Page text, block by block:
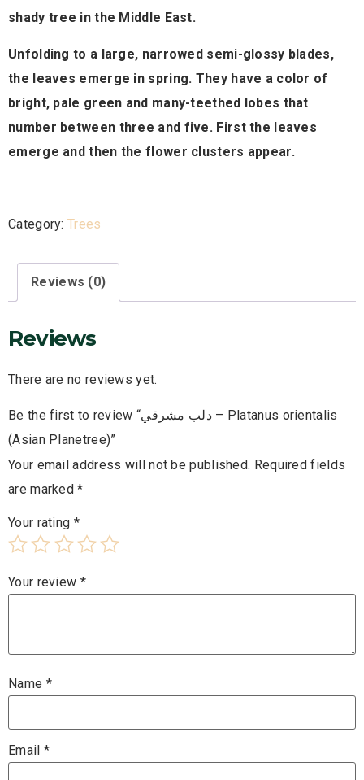
shady tree in the Middle East.
Unfolding to a large, narrowed semi-glossy blades,
the leaves emerge in spring. They have a color of
bright, pale green and many-teethed lobes that
number between three and five. First the leaves
emerge and then the flower clusters appear.
Category:Trees
Reviews (0)
Reviews
There are no reviews yet.
Be the first to review “دلب مشرقي – Platanus orientalis
(Asian Planetree)”
Your email address will not be published. Required fields
are marked*
Your rating *
Your review *
Name *
Email *